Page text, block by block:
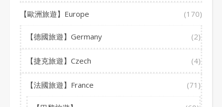
【歐洲旅遊】Europe (170)
【德國旅遊】Germany (2)
【捷克旅遊】Czech (4)
【法國旅遊】France (71)